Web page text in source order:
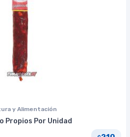
y Alimentación
Propios Por Unidad